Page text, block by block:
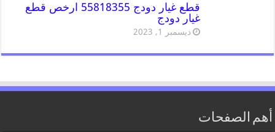
قطع غيار دودج 55818355 ارخص قطع
غيار دودج
ديسمبر 1, 2023
أهم الصفحات